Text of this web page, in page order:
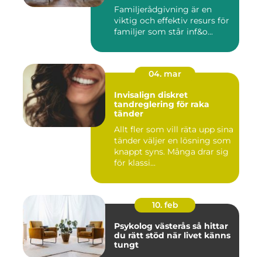
Familjerådgivning är en
viktig och effektiv resurs för
familjer som står inf&o...
04. mar
Invisalign diskret
tandreglering för raka
tänder
Allt fler som vill räta upp sina
tänder väljer en lösning som
knappt syns. Många drar sig
för klassi...
10. feb
Psykolog västerås så hittar
du rätt stöd när livet känns
tungt